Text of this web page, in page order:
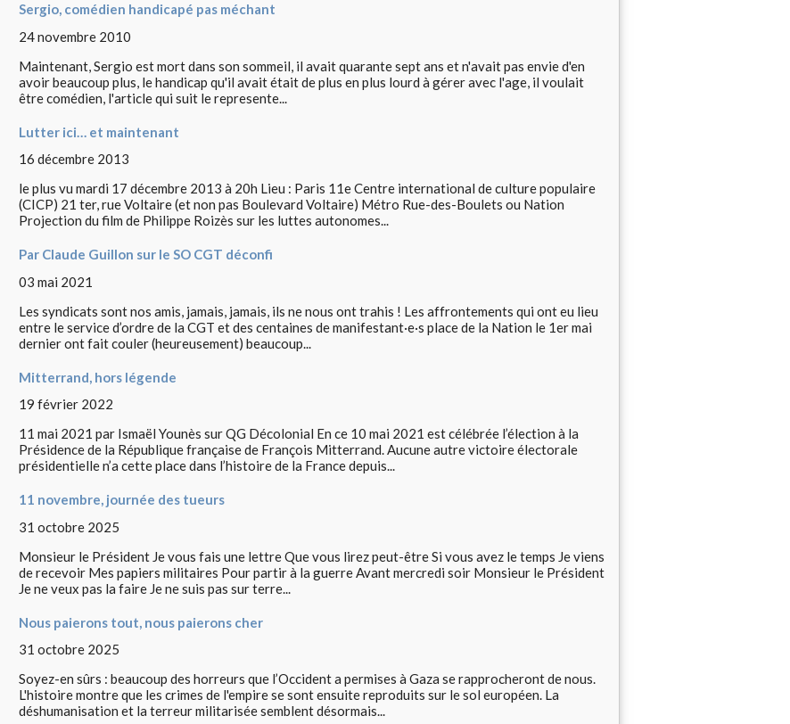
Sergio, comédien handicapé pas méchant
24 novembre 2010
Maintenant, Sergio est mort dans son sommeil, il avait quarante sept ans et n'avait pas envie d'en
avoir beaucoup plus, le handicap qu'il avait était de plus en plus lourd à gérer avec l'age, il voulait
être comédien, l'article qui suit le represente...
Lutter ici… et maintenant
16 décembre 2013
le plus vu mardi 17 décembre 2013 à 20h Lieu : Paris 11e Centre international de culture populaire
(CICP) 21 ter, rue Voltaire (et non pas Boulevard Voltaire) Métro Rue-des-Boulets ou Nation
Projection du film de Philippe Roizès sur les luttes autonomes...
Par Claude Guillon sur le SO CGT déconfi
03 mai 2021
Les syndicats sont nos amis, jamais, jamais, ils ne nous ont trahis ! Les affrontements qui ont eu lieu
entre le service d’ordre de la CGT et des centaines de manifestant·e·s place de la Nation le 1er mai
dernier ont fait couler (heureusement) beaucoup...
Mitterrand, hors légende
19 février 2022
11 mai 2021 par Ismaël Younès sur QG Décolonial En ce 10 mai 2021 est célébrée l’élection à la
Présidence de la République française de François Mitterrand. Aucune autre victoire électorale
présidentielle n’a cette place dans l’histoire de la France depuis...
11 novembre, journée des tueurs
31 octobre 2025
Monsieur le Président Je vous fais une lettre Que vous lirez peut-être Si vous avez le temps Je viens
de recevoir Mes papiers militaires Pour partir à la guerre Avant mercredi soir Monsieur le Président
Je ne veux pas la faire Je ne suis pas sur terre...
Nous paierons tout, nous paierons cher
31 octobre 2025
Soyez-en sûrs : beaucoup des horreurs que l’Occident a permises à Gaza se rapprocheront de nous.
L'histoire montre que les crimes de l'empire se sont ensuite reproduits sur le sol européen. La
déshumanisation et la terreur militarisée semblent désormais...